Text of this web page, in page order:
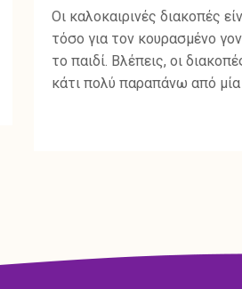
Οι καλοκαιρινές διακοπές
τόσο για τον κουρασμένο
το παιδί. Βλέπεις, οι
κάτι πολύ παραπάνω από μία